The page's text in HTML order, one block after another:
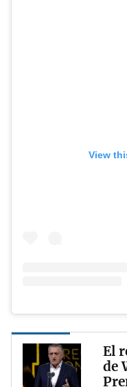
View
El
de